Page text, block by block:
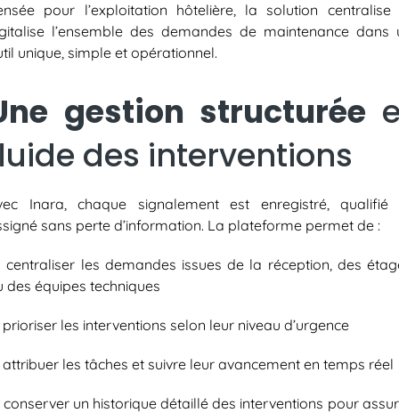
pour l’exploitation hôtelière, la solution centralise
l’ensemble des demandes de maintenance dans
unique, simple et opérationnel.
gestion structurée
des interventions
Inara, chaque signalement est enregistré, qualifié
sans perte d’information. La plateforme permet de :
centraliser les demandes issues de la réception, des
des équipes techniques
prioriser les interventions selon leur niveau d’urgence
attribuer les tâches et suivre leur avancement en temps réel
conserver un historique détaillé des interventions pour